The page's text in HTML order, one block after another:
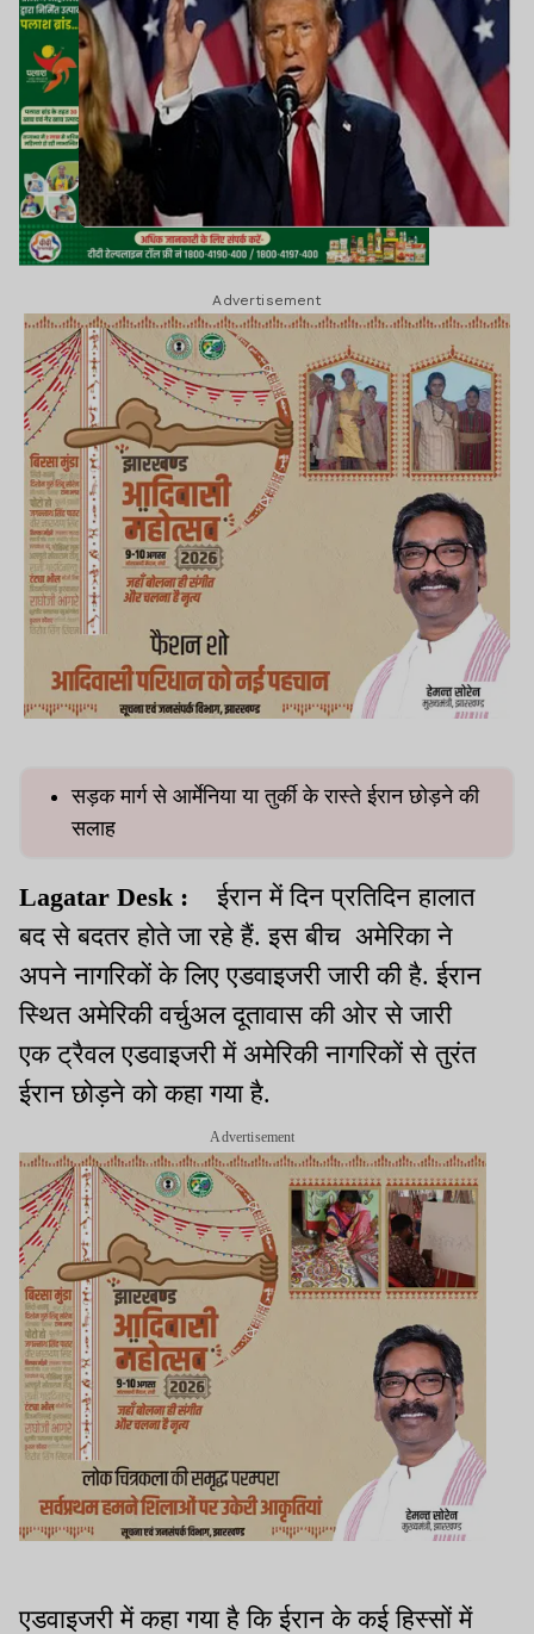
Advertisement
सड़क मार्ग से आर्मेनिया या तुर्की के रास्ते ईरान छोड़ने की
सलाह
Lagatar Desk : ईरान में दिन प्रतिदिन हालात
बद से बदतर होते जा रहे हैं. इस बीच अमेरिका ने
अपने नागरिकों के लिए एडवाइजरी जारी की है. ईरान
स्थित अमेरिकी वर्चुअल दूतावास की ओर से जारी
एक ट्रैवल एडवाइजरी में अमेरिकी नागरिकों से तुरंत
ईरान छोड़ने को कहा गया है.
Advertisement
एडवाइजरी में कहा गया है कि ईरान के कई हिस्सों में